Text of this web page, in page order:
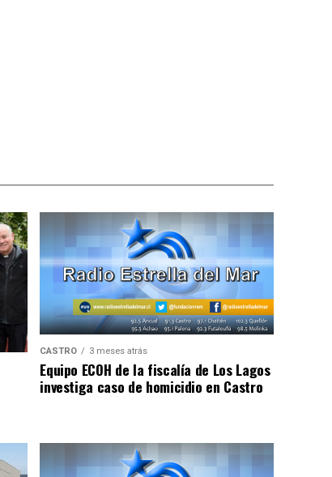
CASTRO 3 meses atrás
Equipo ECOH de la fiscalía de Los Lagos
investiga caso de homicidio en Castro